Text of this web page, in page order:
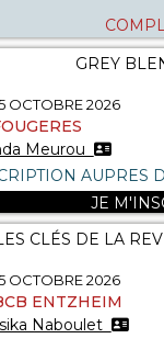
GREY
OCTOBRE 2026
Meurou
AUPRES
JE
CLÉS DE LA
OCTOBRE 2026
ENTZHEIM
Naboulet